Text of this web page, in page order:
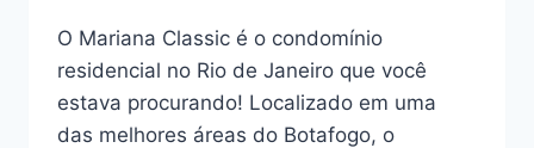
O Mariana Classic é o condomínio
residencial no Rio de Janeiro que você
estava procurando! Localizado em uma
das melhores áreas do Botafogo, o